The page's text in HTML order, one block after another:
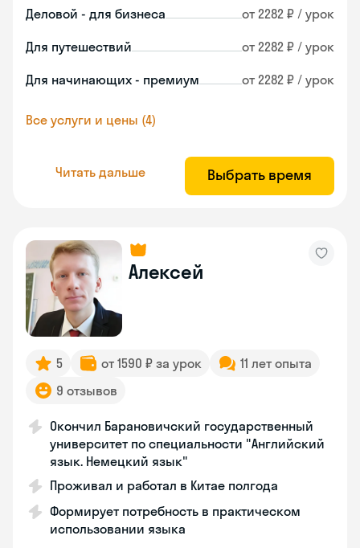
Деловой - для бизнеса от 2282 ₽ / урок
Для путешествий от 2282 ₽ / урок
Для начинающих - премиум от 2282 ₽ / урок
Все услуги и цены (4)
Читать дальше Выбрать время
Алексей
5 от 1590 ₽ за урок
11 лет опыта
9 отзывов
Окончил Барановичский государственный
университет по специальности "Английский
язык. Немецкий язык"
Проживал и работал в Китае полгода
Формирует потребность в практическом
использовании языка